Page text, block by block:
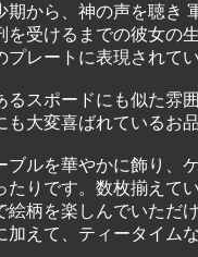
期から、神の声を聴き
を受けるまでの彼女の
レートに表現されてい
るスポードにも似た雰
大変喜ばれているお品
ブルを華やかに飾り、
りです。数枚揃えて
絵柄を楽しんでいただけ
えて、ティータイム